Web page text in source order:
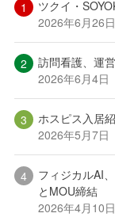
ツクイ・
2026年6月26日
訪問看護、運
2026年6月4日
ホスピス入居
2026年5月7日
フィジカルAI
とMOU締結
2026年4月10日